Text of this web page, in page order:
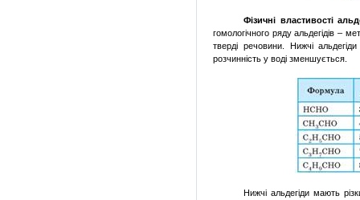
Фізичні властивості
гомологічного ряду альдегідів –
тверді речовини. Нижчі
розчинність у воді зменшується.
Нижчі альдегіди мають